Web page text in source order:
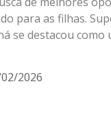
para as filhas.
se destacou como
2026